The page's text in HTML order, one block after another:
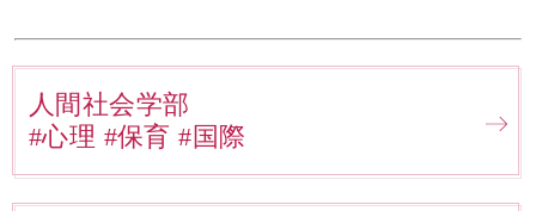
人間社会学部
#心理 #保育 #国際